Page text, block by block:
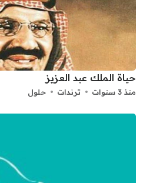
حياة الملك عبد العزيز
منذ 3 سنوات ترندات حلول